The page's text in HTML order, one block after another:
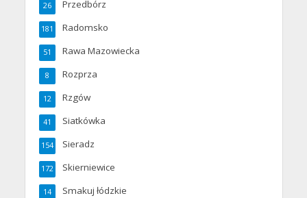
Przedbórz
26
Radomsko
181
Rawa Mazowiecka
51
Rozprza
8
Rzgów
12
Siatkówka
41
Sieradz
154
Skierniewice
172
Smakuj łódzkie
14